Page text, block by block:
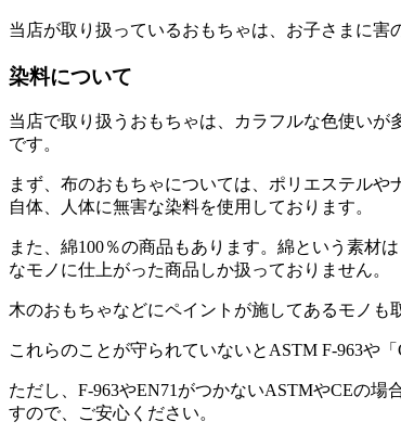
当店が取り扱っているおもちゃは、お子さまに害
染料について
当店で取り扱うおもちゃは、カラフルな色使い
です。
まず、布のおもちゃについては、ポリエステル
自体、人体に無害な染料を使用しております。
また、綿100％の商品もあります。綿という素材
なモノに仕上がった商品しか扱っておりません。
木のおもちゃなどにペイントが施してあるモノも
これらのことが守られていないとASTM F-963や
ただし、F-963やEN71がつかないASTMやCEの
すので、ご安心ください。